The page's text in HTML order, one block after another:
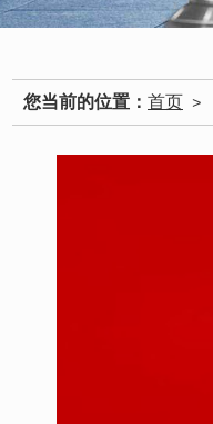
您当前的位置： 首页 >